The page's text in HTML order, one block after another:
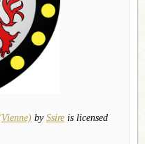
bySsire is licensed